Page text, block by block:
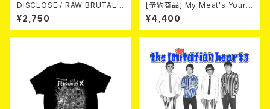
DISCLOSE / RAW BRUTAL
ASSAULT Vol.3 : DISCOGR
APHY 1999-2002 (2xCD)
¥2,750
[予約商品] My Meat's Your
Poison -あんたにゃ毒でもオイ
ラにゃ薬- (White) 熊本地震 復
興支援T-shirt 2026年8月末
¥4,400